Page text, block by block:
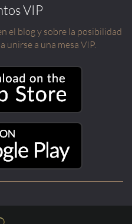
VIP
el blog y sobre la posibilidad
a una mesa VIP.